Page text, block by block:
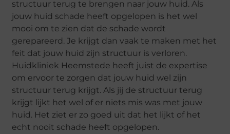
structuur terug te brengen naar jouw huid. Als
jouw huid schade heeft opgelopen is het wel
mooi om te zien dat de schade wordt
gerepareerd. Je krijgt dan vaak te maken met het
feit dat jouw huid zijn structuur is verloren.
Huidkliniek Heemstede heeft juist de expertise
om ervoor te zorgen dat jouw huid wel zijn
structuur terug krijgt. Als jij de structuur terug
krijgt lijkt het wel of er niets mis was met jouw
huid. Het ziet er zo goed uit dat het lijkt of het
echt nooit schade heeft opgelopen.